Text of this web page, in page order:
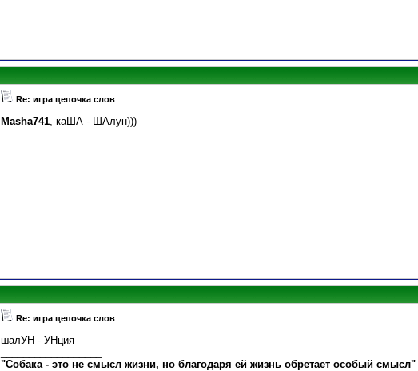
Re: игра цепочка слов
Masha741, каША - ШАлун)))
Re: игра цепочка слов
шалУН - УНция
"Собака - это не смысл жизни, но благодаря ей жизнь обретает особый смысл"